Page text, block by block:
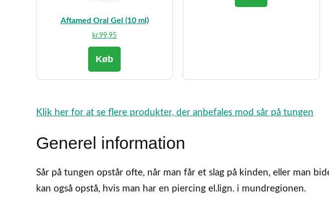
Aftamed Oral Gel (10 ml)
kr.99,95
Køb
Klik her for at se flere produkter, der anbefales mod sår på tungen
Generel information
Sår på tungen opstår ofte, når man får et slag på kinden, eller man
kan også opstå, hvis man har en piercing el.lign. i mundregionen.